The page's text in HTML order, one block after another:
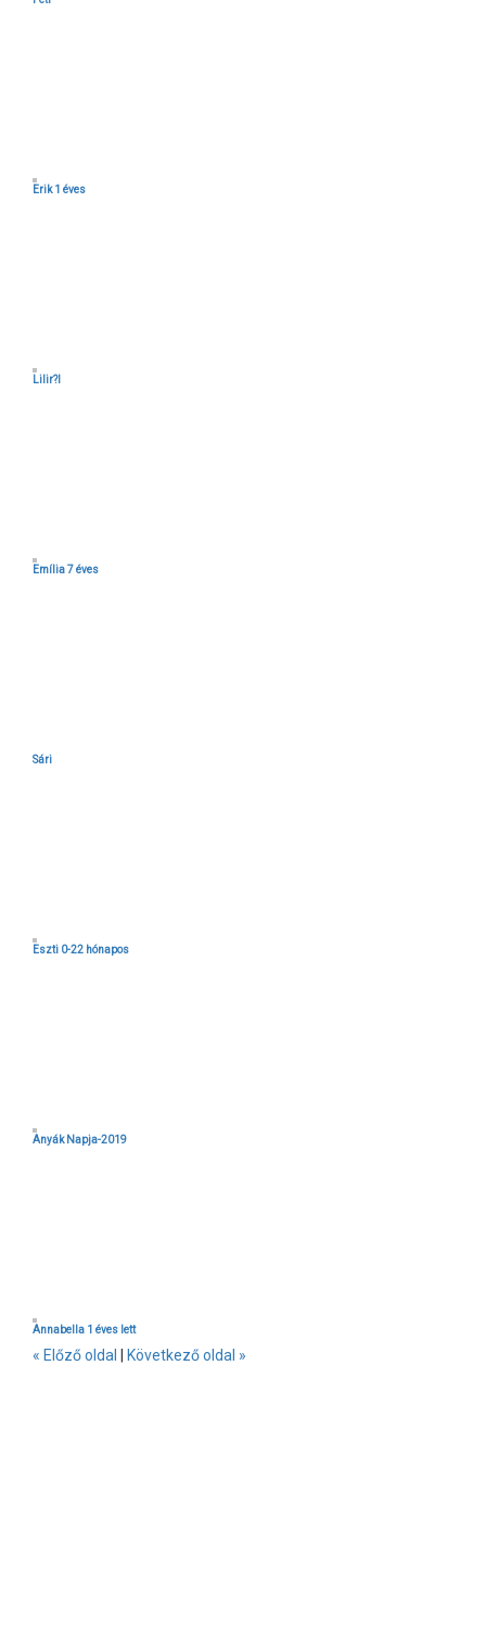
Erik 1 éves
Lilir?l
Emília 7 éves
Sári
Eszti 0-22 hónapos
Anyák Napja-2019
Annabella 1 éves lett
« Előző oldal Következő oldal »